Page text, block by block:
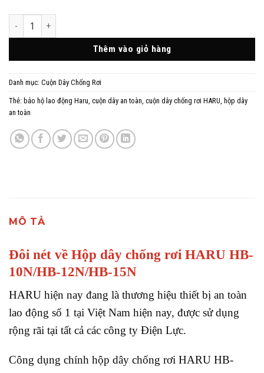
HỘP DÂY CHỐNG RƠI HARU HB-10N/HB-12N/HB-15N CÓ GIẢM XÓC
Thêm vào giỏ hàng
Danh mục: Cuộn Dây Chống Rơi
Thẻ: bảo hộ lao động Haru, cuộn dây an toàn, cuộn dây chống rơi HARU, hộp dây
an toàn
MÔ TẢ
Đôi nét về Hộp dây chống rơi HARU HB-
10N/HB-12N/HB-15N
HARU hiện nay đang là thương hiệu thiết bị an toàn
lao động số 1 tại Việt Nam hiện nay, được sử dụng
rộng rãi tại tất cả các công ty Điện Lực.
Công dụng chính hộp dây chống rơi HARU HB-